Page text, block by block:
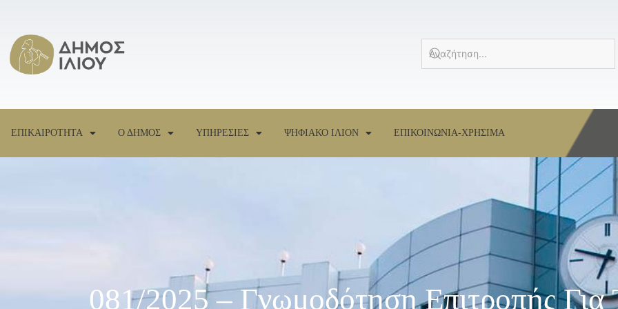
ΕΠΙΚΑΙΡΟΤΗΤΑ Ο ΔΗΜΟΣ ΥΠΗΡΕΣΙΕΣ ΨΗΦΙΑΚΟ ΙΛΙΟΝ ΕΠΙΚΟΙΝΩΝΙΑ-ΧΡΗΣΙΜΑ
081/2025 – Γνωμοδότηση Επιτροπής Για